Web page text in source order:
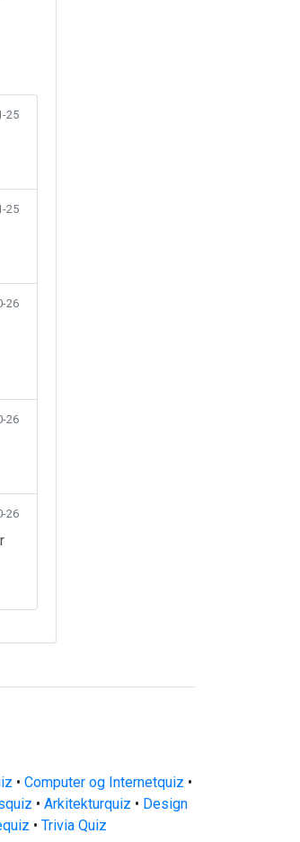
25
25
26
26
26
• Computer og Internetquiz •
• Arkitekturquiz • Design
• Trivia Quiz